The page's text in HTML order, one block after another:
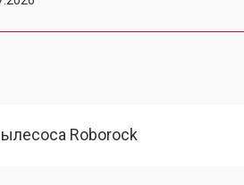
Roborock